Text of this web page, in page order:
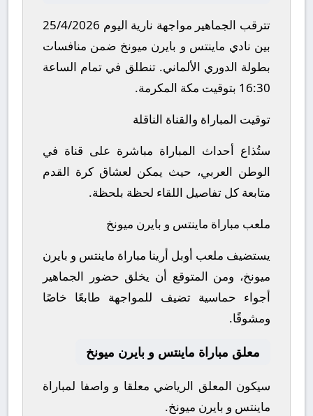
تترقب الجماهير مواجهة نارية اليوم 25/4/2026
بين نادي ماينتس و بايرن ميونخ ضمن منافسات
بطولة الدوري الألماني. تنطلق في تمام الساعة
16:30 بتوقيت مكة المكرمة.
توقيت المباراة والقناة الناقلة
ستُذاع أحداث المباراة مباشرة على قناة في
الوطن العربي، حيث يمكن لعشاق كرة القدم
متابعة كل تفاصيل اللقاء لحظة بلحظة.
ملعب مباراة ماينتس و بايرن ميونخ
يستضيف ملعب أوبل أرينا مباراة ماينتس و بايرن
ميونخ، ومن المتوقع أن يخلق حضور الجماهير
أجواء حماسية تضيف للمواجهة طابعًا خاصًا
ومشوقًا.
معلق مباراة ماينتس و بايرن ميونخ
سيكون المعلق الرياضي معلقا و واصفا لمباراة
ماينتس و بايرن ميونخ.